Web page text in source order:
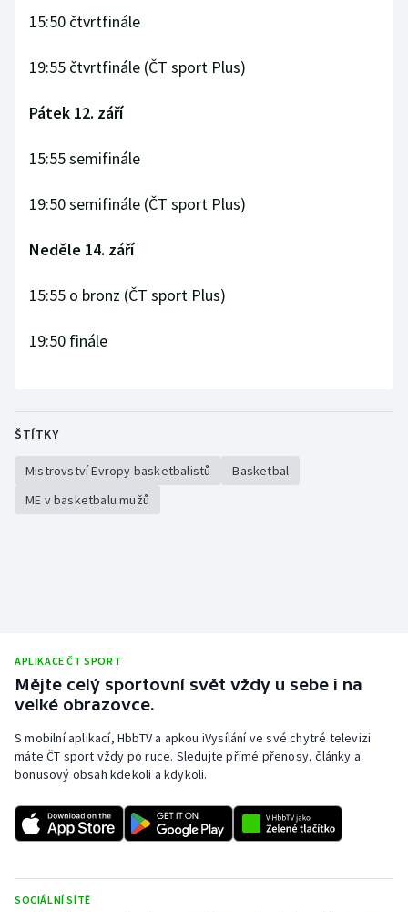
Olympijské hry
Parasport
Plavání
Plážový volejbal
Ragby
Rychlobruslení
Rychlostní kanoistika
Veslování
15:50 čtvrtfinále
19:55 čtvrtfinále (ČT sport Plus)
Pátek 12. září
15:55 semifinále
19:50 semifinále (ČT sport Plus)
Neděle 14. září
15:55 o bronz (ČT sport Plus)
19:50 finále
ŠTÍTKY
Mistrovství Evropy basketbalistů
Basketbal
ME v basketbalu mužů
APLIKACE ČT SPORT
Mějte celý sportovní svět vždy u sebe i na
velké obrazovce.
S mobilní aplikací, HbbTV a apkou iVysílání ve své chytré televizi
máte ČT sport vždy po ruce. Sledujte přímé přenosy, články a
bonusový obsah kdekoli a kdykoli.
SOCIÁLNÍ SÍTĚ